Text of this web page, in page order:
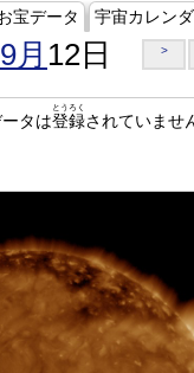
宝データ 宇宙カレン
月 12日 >
タは登録
とうろく
されていませ